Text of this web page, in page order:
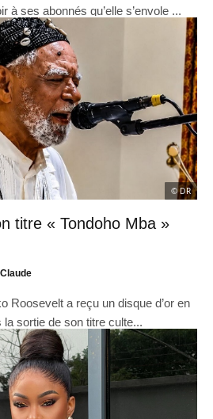
à ses abonnés qu’elle s’envole ...
© DR
titre « Tondoho Mba »
Roosevelt a reçu un disque d’or en
sortie de son titre culte...